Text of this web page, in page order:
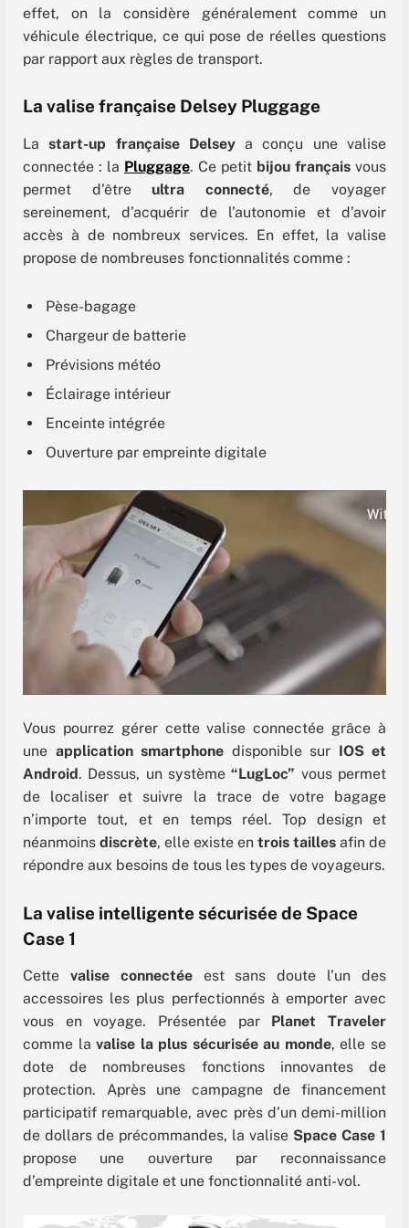
effet, on la considère généralement comme un
véhicule électrique, ce qui pose de réelles questions
par rapport aux règles de transport.
La valise française Delsey Pluggage
Lastart-up française Delseya conçu une valise
connectée : la Pluggage. Ce petit bijou français vous
permet d’êtreultra connecté, de voyager
sereinement, d’acquérir de l’autonomie et d’avoir
accès à de nombreux services. En effet, la valise
propose de nombreuses fonctionnalités comme :
Pèse-bagage
Chargeur de batterie
Prévisions météo
Éclairage intérieur
Enceinte intégrée
Ouverture par empreinte digitale
Vous pourrez gérer cette valise connectée grâce à
une application smartphone disponible sur IOS et
Android. Dessus, un système“LugLoc” vous permet
de localiser et suivre la trace de votre bagage
n’importe tout, et en temps réel. Top design et
néanmoins discrète, elle existe en trois tailles afin de
répondre aux besoins de tous les types de voyageurs.
La valise intelligente sécurisée de Space
Case 1
Cette valise connectéeest sans doute l’un des
accessoires les plus perfectionnés à emporter avec
vous en voyage. Présentée par Planet Traveler
comme la valise la plus sécurisée au monde, elle se
dote de nombreuses fonctions innovantes de
protection. Après une campagne de financement
participatif remarquable, avec près d’un demi-million
de dollars de précommandes, la valise Space Case 1
propose une ouverture par reconnaissance
d’empreinte digitale et une fonctionnalité anti-vol.